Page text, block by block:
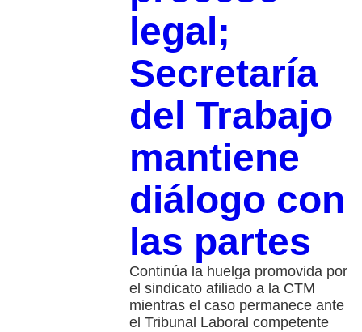
legal;
Secretaría
del Trabajo
mantiene
diálogo con
las partes
Continúa la huelga promovida por
el sindicato afiliado a la CTM
mientras el caso permanece ante
el Tribunal Laboral competente